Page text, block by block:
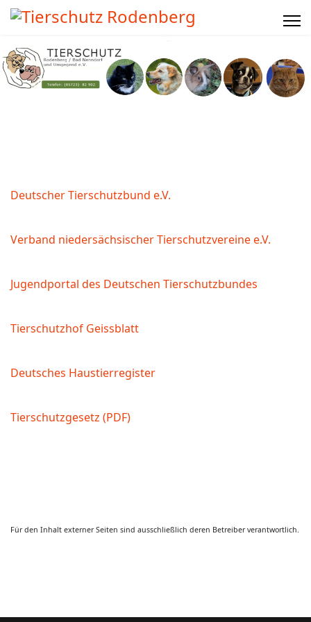
Deutscher Tierschutzbund e.V.
Verband niedersächsischer Tierschutzvereine e.V.
Jugendportal des Deutschen Tierschutzbundes
Tierschutzhof Geissblatt
Deutsches Haustierregister
Tierschutzgesetz (PDF)
Für den Inhalt externer Seiten sind ausschließlich deren Betreiber verantwortlich.